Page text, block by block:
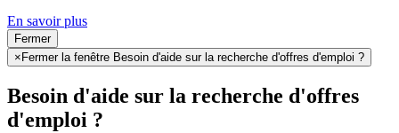
En savoir plus
Fermer
× Fermer la fenêtre Besoin d'aide sur la recherche d'offres d'emploi ?
Besoin d'aide sur la recherche d'offres
d'emploi ?